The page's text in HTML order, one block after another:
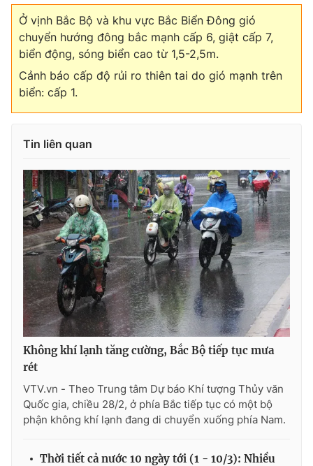
Ở vịnh Bắc Bộ và khu vực Bắc Biển Đông gió
chuyển hướng đông bắc mạnh cấp 6, giật cấp 7,
biển động, sóng biển cao từ 1,5-2,5m.
Cảnh báo cấp độ rủi ro thiên tai do gió mạnh trên
biển: cấp 1.
Tin liên quan
Không khí lạnh tăng cường, Bắc Bộ tiếp tục mưa
rét
VTV.vn - Theo Trung tâm Dự báo Khí tượng Thủy văn
Quốc gia, chiều 28/2, ở phía Bắc tiếp tục có một bộ
phận không khí lạnh đang di chuyển xuống phía Nam.
Thời tiết cả nước 10 ngày tới (1 - 10/3): Nhiều